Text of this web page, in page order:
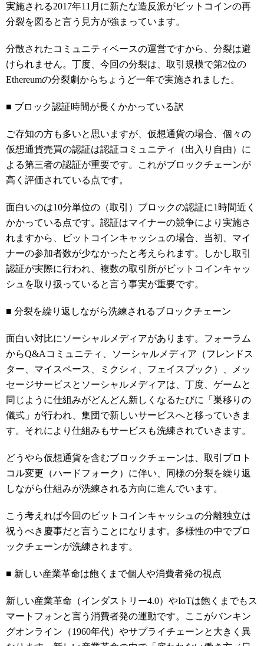
実施される2017年11月に新たな造反派がビットコインの再
分裂を図ると言う見方が強まっています。
分散されたコミュニティベースの運営ですから、分裂は避
けられません。丁度、今回の分裂は、取引規模で第2位の
Ethereumの分裂劇からちょうど一年で実施されました。
■ ブロック認証時間が長くかかっている訳
ご存知の方も多いと思いますが、仮想通貨の場合、個々の
仮想通貨売買の認証は認証コミュニティ（出入り自由）に
よる第三者の認証が重要です。これがブロックチェーンが
高く評価されている点です。
面白いのは10分単位の（取引）ブロックの認証に1時間近く
かかっている点です。認証はマイナーの競争により実施さ
れますから、ビットコインキャッシュの場合、当初、マイ
ナーの参加者数が少なかったと考えられます。しかし取引
認証が実際に行われ、複数の取引所がビットコインキャッ
シュを取り扱っていると言う事実が重要です。
■ 分裂を繰り返しながら洗練されるブロックチェーン
面白い対比にソーシャルメディアがあります。フォーラム
からQ&Aコミュニティ、ソーシャルメディア（フレンドス
ター、マイスペース、ミクシィ、フェイスブック）、メッ
セージサービスとソーシャルメディアは、丁度、ゲームと
同じように仕組みがどんどん新しくなるたびに「巣移りの
儀式」が行われ、集団で新しいサービスへと移っていきま
す。それにより仕組みもサービスも洗練されていきます。
どうやら仮想通貨を含むブロックチェーンは、取引プロト
コル変更（ハードフォーク）に伴い、同様の分裂を繰り返
しながら仕組みが洗練される方向に進んでいます。
こう考えれば今回のビットコインキャッシュの分離独立は
祝うべき慶事だと言うことになります。多様性の中でブロ
ックチェーンが洗練されます。
■ 新しい産業革命は飽くまで個人や消費者発の視点
新しい産業革命（インダストリー4.0）やIoTは飽くまでもス
マートフォンと言う消費者発の運動です。ここがバンキン
グオンライン（1960年代）やサプライチェーンと大きく異